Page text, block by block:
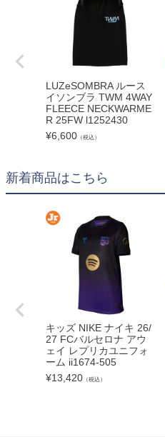
LUZeSOMBRA ルース
イソンブラ TWM 4WAY
FLEECE NECKWARME
R 25FW l1252430
¥6,600 （税込）
新着商品はこちら
キッズ NIKE ナイキ 26/
27 FCバルセロナ アウ
ェイ レプリカユニフォ
ーム ii1674-505
¥13,420 （税込）